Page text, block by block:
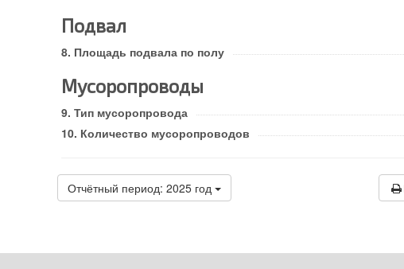
Подвал
Площадь подвала по полу
Мусоропроводы
Тип мусоропровода
Количество мусоропроводов
Отчётный период: 2025 год